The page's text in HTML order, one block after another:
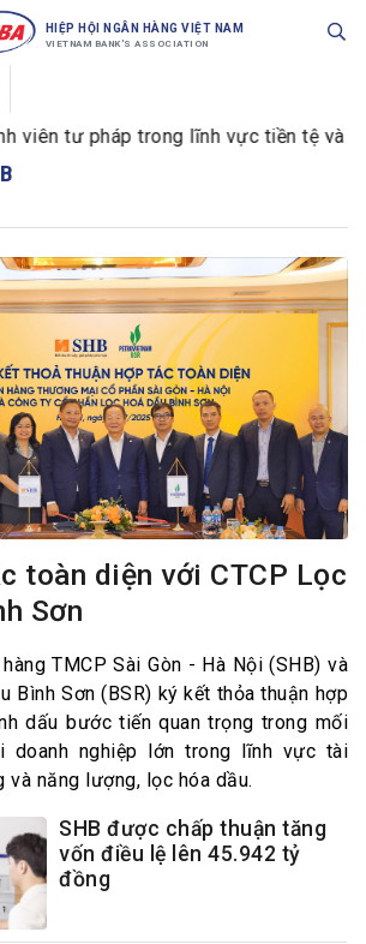
HIỆP HỘI NGÂN HÀNG VIỆT NAM
VIETNAM BANK'S ASSOCIATION
tư pháp trong lĩnh vực tiền tệ và ngân
toàn diện với CTCP Lọc
Sơn
TMCP Sài Gòn - Hà Nội (SHB) và
Bình Sơn (BSR) ký kết thỏa thuận hợp
dấu bước tiến quan trọng trong mối
doanh nghiệp lớn trong lĩnh vực tài
và năng lượng, lọc hóa dầu.
SHB được chấp thuận tăng
vốn điều lệ lên 45.942 tỷ
đồng